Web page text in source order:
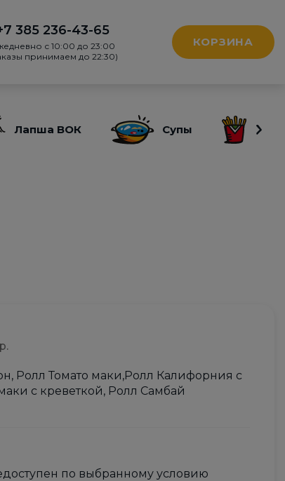
385 236-43-65
с 10:00 до 23:00
принимаем до 22:30)
КОРЗИНА
Лапша ВОК Супы
Ролл Томато маки,Ролл Калифорния с
с креветкой, Ролл Самбай
по выбранному условию